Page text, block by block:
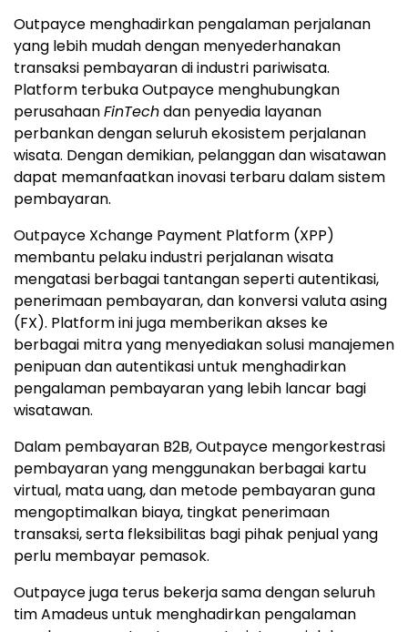
Outpayce menghadirkan pengalaman perjalanan
yang lebih mudah dengan menyederhanakan
transaksi pembayaran di industri pariwisata.
Platform terbuka Outpayce menghubungkan
perusahaanFinTechdan penyedia layanan
perbankan dengan seluruh ekosistem perjalanan
wisata. Dengan demikian, pelanggan dan wisatawan
dapat memanfaatkan inovasi terbaru dalam sistem
pembayaran.
Outpayce Xchange Payment Platform (XPP)
membantu pelaku industri perjalanan wisata
mengatasi berbagai tantangan seperti autentikasi,
penerimaan pembayaran, dan konversi valuta asing
(FX). Platform ini juga memberikan akses ke
berbagai mitra yang menyediakan solusi manajemen
penipuan dan autentikasi untuk menghadirkan
pengalaman pembayaran yang lebih lancar bagi
wisatawan.
Dalam pembayaran B2B, Outpayce mengorkestrasi
pembayaran yang menggunakan berbagai kartu
virtual, mata uang, dan metode pembayaran guna
mengoptimalkan biaya, tingkat penerimaan
transaksi, serta fleksibilitas bagi pihak penjual yang
perlu membayar pemasok.
Outpayce juga terus bekerja sama dengan seluruh
tim Amadeus untuk menghadirkan pengalaman